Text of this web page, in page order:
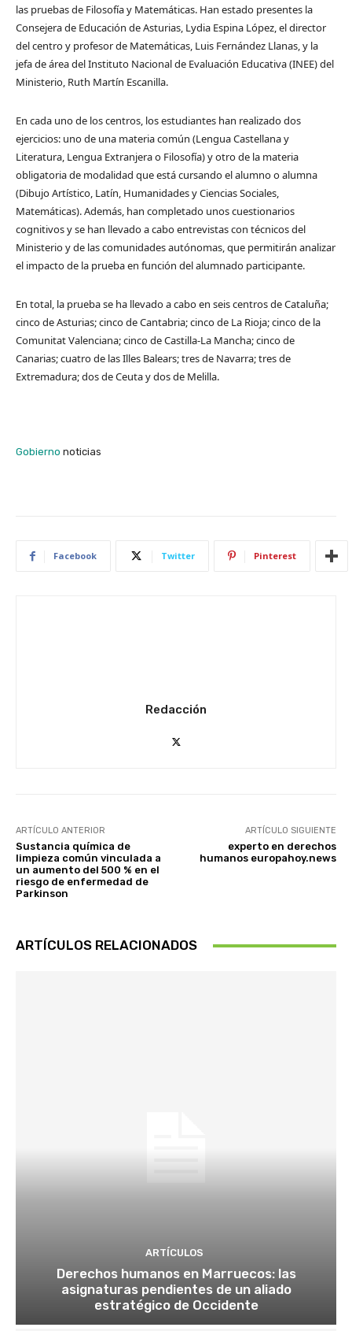
las pruebas de Filosofía y Matemáticas. Han estado presentes la
Consejera de Educación de Asturias, Lydia Espina López, el director
del centro y profesor de Matemáticas, Luis Fernández Llanas, y la
jefa de área del Instituto Nacional de Evaluación Educativa (INEE) del
Ministerio, Ruth Martín Escanilla.
En cada uno de los centros, los estudiantes han realizado dos
ejercicios: uno de una materia común (Lengua Castellana y
Literatura, Lengua Extranjera o Filosofía) y otro de la materia
obligatoria de modalidad que está cursando el alumno o alumna
(Dibujo Artístico, Latín, Humanidades y Ciencias Sociales,
Matemáticas). Además, han completado unos cuestionarios
cognitivos y se han llevado a cabo entrevistas con técnicos del
Ministerio y de las comunidades autónomas, que permitirán analizar
el impacto de la prueba en función del alumnado participante.
En total, la prueba se ha llevado a cabo en seis centros de Cataluña;
cinco de Asturias; cinco de Cantabria; cinco de La Rioja; cinco de la
Comunitat Valenciana; cinco de Castilla-La Mancha; cinco de
Canarias; cuatro de las Illes Balears; tres de Navarra; tres de
Extremadura; dos de Ceuta y dos de Melilla.
Gobierno noticias
Facebook Twitter Pinterest
Redacción
ARTÍCULO ANTERIOR
Sustancia química de
limpieza común vinculada a
un aumento del 500 % en el
riesgo de enfermedad de
Parkinson
ARTÍCULO SIGUIENTE
experto en derechos
humanos europahoy.news
ARTÍCULOS RELACIONADOS
ARTÍCULOS
Derechos humanos en Marruecos: las
asignaturas pendientes de un aliado
estratégico de Occidente